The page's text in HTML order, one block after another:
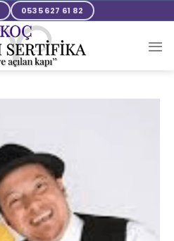
0535 627 61 82